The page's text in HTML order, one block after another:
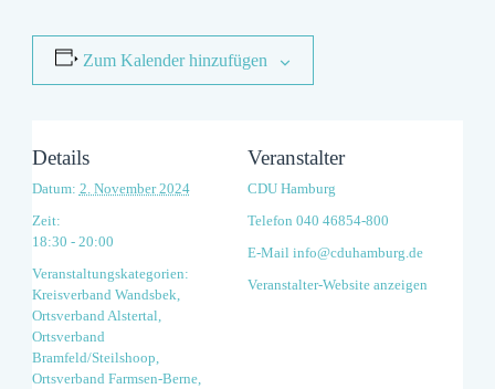
Zum Kalender hinzufügen
Details
Datum: 2. November 2024
Zeit:
18:30 - 20:00
Veranstaltungskategorien:
Kreisverband Wandsbek,
Ortsverband Alstertal,
Ortsverband
Bramfeld/Steilshoop,
Ortsverband Farmsen-Berne,
Veranstalter
CDU Hamburg
Telefon 040 46854-800
E-Mail info@cduhamburg.de
Veranstalter-Website anzeigen